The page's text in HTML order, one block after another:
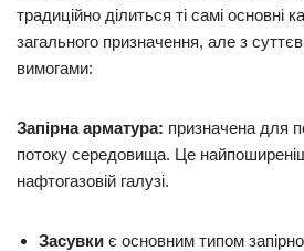
традиційно ділиться ті самі основні
загального призначення, але з
вимогами:
Запірна арматура: призначена для
потоку середовища. Це
нафтогазовій галузі.
Засувки є основним типом